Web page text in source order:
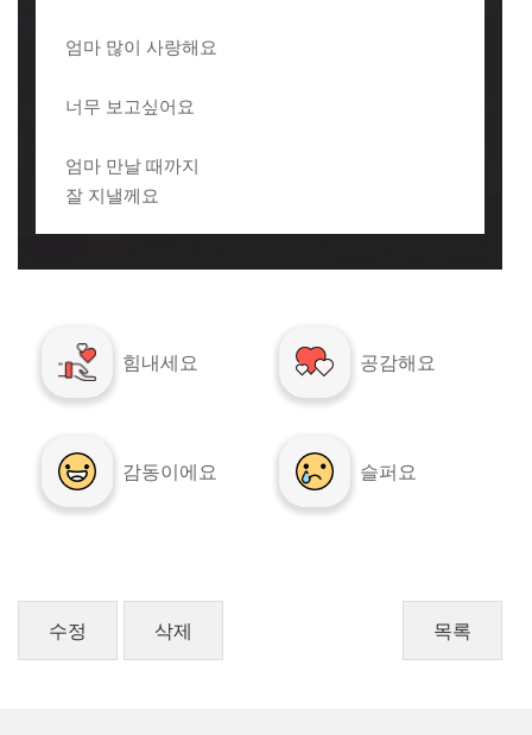
엄마 많이 사랑해요
너무 보고싶어요
엄마 만날 때까지
잘 지낼께요
힘내세요 공감해요
감동이에요 슬퍼요
수정 삭제 목록